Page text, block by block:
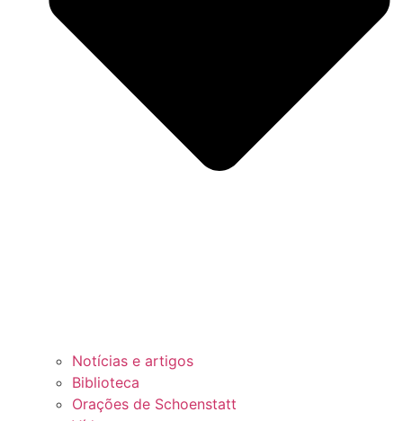
Notícias e artigos
Biblioteca
Orações de Schoenstatt